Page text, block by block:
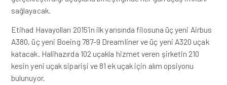
sağlayacak.
Etihad Havayolları 2015’in ilk yarısında filosuna üç yeni Airbus
A380, üç yeni Boeing 787-9 Dreamliner ve üç yeni A320 uçak
katacak. Halihazırda 102 uçakla hizmet veren şirketin 210
kesin yeni uçak siparişi ve 81 ek uçak için alım opsiyonu
bulunuyor.